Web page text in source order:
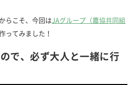
らこそ、今回は JAグループ（農協共同組
ってみました！
、必ず大人と一緒に行